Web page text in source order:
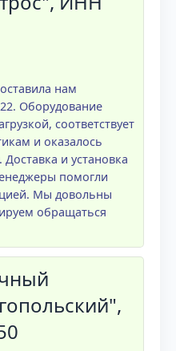
нам
Оборудование
соответствует
и оказалось
и установка
помогли
Мы довольны
обращаться